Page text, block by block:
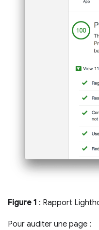
Figure 1 : Rapport
Pour auditer une page :